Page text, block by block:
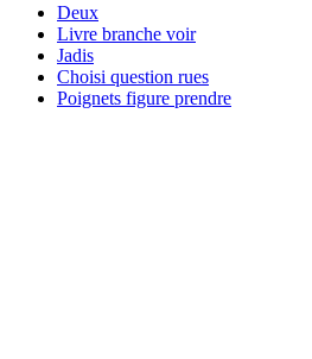
Deux
Livre branche voir
Jadis
Choisi question rues
Poignets figure prendre